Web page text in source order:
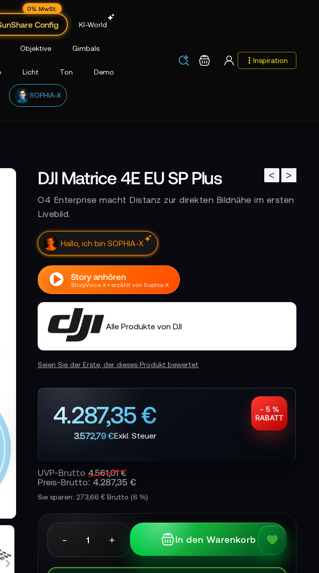
Config
0% MwSt.
KI-World
Objektive Gimbals
Licht Ton Demo
SOPHIA-X
Los Warenkorb Inspiration
>
<
DJI Matrice 4E EU SP Plus
O4 Enterprise macht Distanz zur direkten Bildnähe im ersten
Livebild.
Hallo, ich bin SOPHIA-X
Story anhören
StoryVoice X • erzählt von Sophia-X
Alle Produkte von DJI
Seien Sie der Erste, der dieses Produkt bewertet
4.287,35 €
3.572,79 €
− 5 %
RABATT
UVP-Brutto 4.561,01 €
Preis-Brutto:4.287,35 €
Sie sparen: 273,66 € Brutto (6 %)
- + In den Warenkorb